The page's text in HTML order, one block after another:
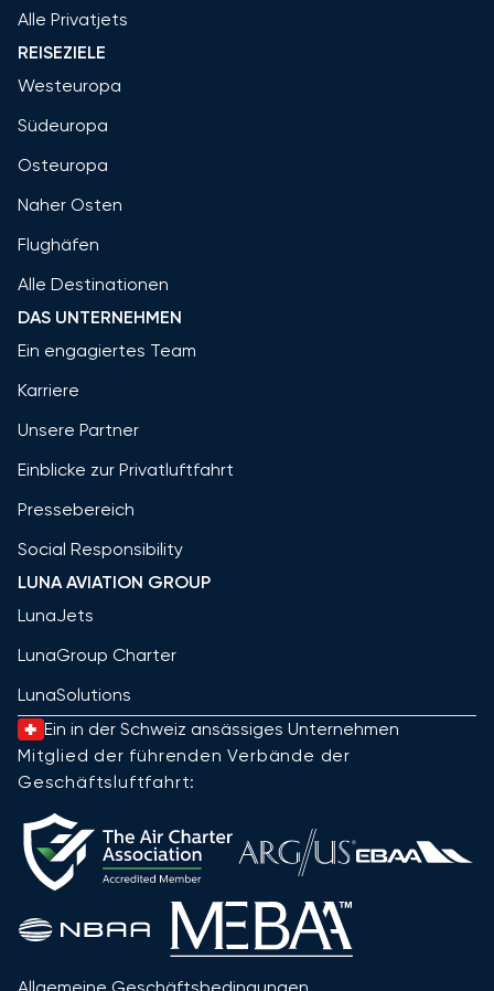
Alle Privatjets
REISEZIELE
Westeuropa
Südeuropa
Osteuropa
Naher Osten
Flughäfen
Alle Destinationen
DAS UNTERNEHMEN
Ein engagiertes Team
Karriere
Unsere Partner
Einblicke zur Privatluftfahrt
Pressebereich
Social Responsibility
LUNA AVIATION GROUP
LunaJets
LunaGroup Charter
LunaSolutions
Ein in der Schweiz ansässiges Unternehmen
Mitglied der führenden Verbände der
Geschäftsluftfahrt: